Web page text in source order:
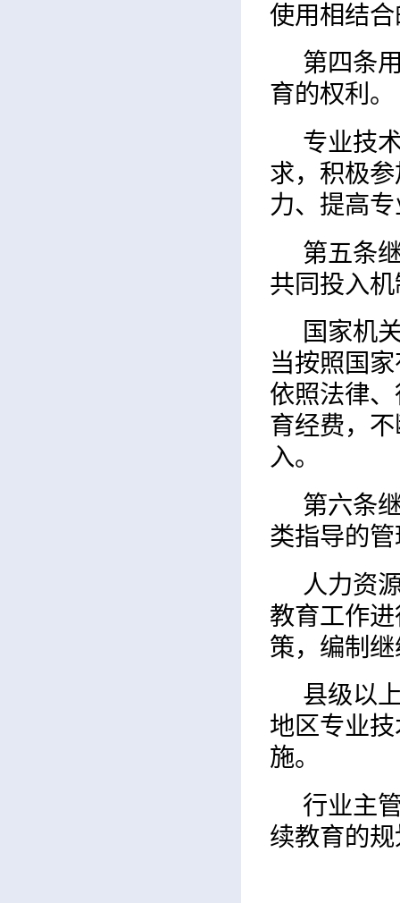
使用相结
第四条
育的权利。
专业技
求，积极
力、提高
第五条
共同投入
国家机
当按照国
依照法律
育经费，
入。
第六条
类指导的
人力资
教育工作
策，编制
县级以
地区专业
施。
行业主
续教育的